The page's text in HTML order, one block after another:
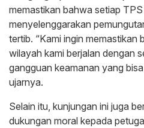
memastikan bahwa setiap
menyelenggarakan
tertib. “Kami ingin memastikan
wilayah kami berjalan dengan
gangguan keamanan yang
ujarnya.
Selain itu, kunjungan ini juga
dukungan moral kepada